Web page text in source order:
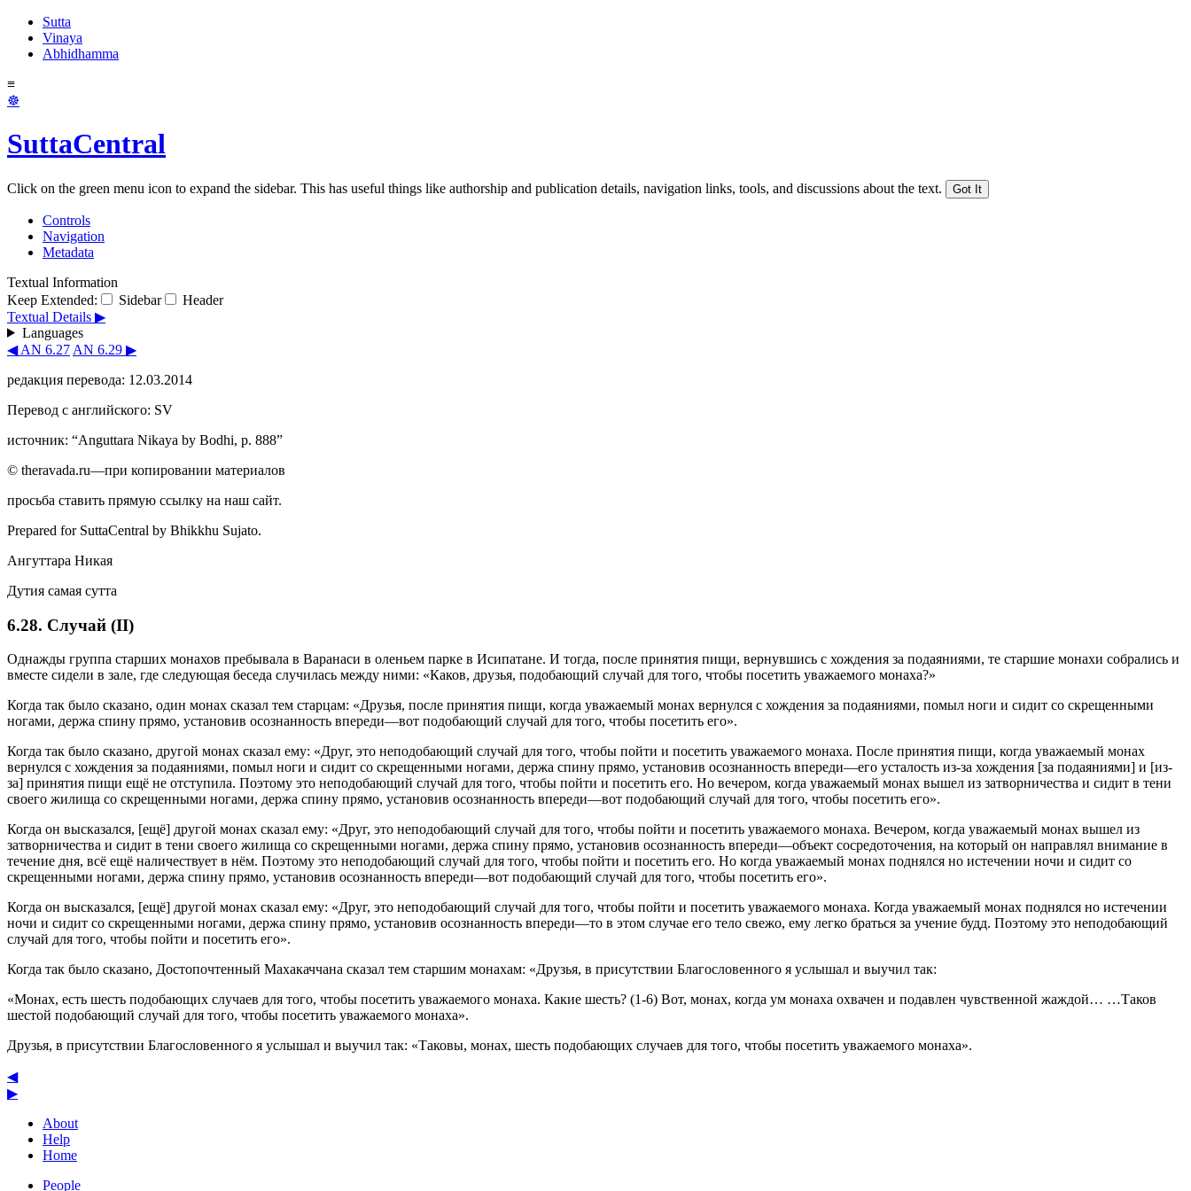
Sutta
Vinaya
Abhidhamma
≡
☸
SuttaCentral
Click on the green menu icon to expand the sidebar. This has useful things like authorship and publication details, navigation links, tools, and discussions about the text. Got It
Controls
Navigation
Metadata
Textual Information
Keep Extended:
Sidebar
Header
Textual Details ▶
Languages
◀ AN 6.27 AN 6.29 ▶
редакция перевода: 12.03.2014
Перевод с английского: SV
источник: “Anguttara Nikaya by Bodhi, p. 888”
© theravada.ru—при копировании материалов
просьба ставить прямую ссылку на наш сайт.
Prepared for SuttaCentral by Bhikkhu Sujato.
Ангуттара Никая
Дутия самая сутта
6.28. Случай (II)
Однажды группа старших монахов пребывала в Варанаси в оленьем парке в Исипатане. И тогда, после принятия пищи, вернувшись с хождения за подаяниями, те старшие монахи собрались и
вместе сидели в зале, где следующая беседа случилась между ними: «Каков, друзья, подобающий случай для того, чтобы посетить уважаемого монаха?»
Когда так было сказано, один монах сказал тем старцам: «Друзья, после принятия пищи, когда уважаемый монах вернулся с хождения за подаяниями, помыл ноги и сидит со скрещенными
ногами, держа спину прямо, установив осознанность впереди—вот подобающий случай для того, чтобы посетить его».
Когда так было сказано, другой монах сказал ему: «Друг, это неподобающий случай для того, чтобы пойти и посетить уважаемого монаха. После принятия пищи, когда уважаемый монах
вернулся с хождения за подаяниями, помыл ноги и сидит со скрещенными ногами, держа спину прямо, установив осознанность впереди—его усталость из-за хождения [за подаяниями] и [из-
за] принятия пищи ещё не отступила. Поэтому это неподобающий случай для того, чтобы пойти и посетить его. Но вечером, когда уважаемый монах вышел из затворничества и сидит в тени
своего жилища со скрещенными ногами, держа спину прямо, установив осознанность впереди—вот подобающий случай для того, чтобы посетить его».
Когда он высказался, [ещё] другой монах сказал ему: «Друг, это неподобающий случай для того, чтобы пойти и посетить уважаемого монаха. Вечером, когда уважаемый монах вышел из
затворничества и сидит в тени своего жилища со скрещенными ногами, держа спину прямо, установив осознанность впереди—объект сосредоточения, на который он направлял внимание в
течение дня, всё ещё наличествует в нём. Поэтому это неподобающий случай для того, чтобы пойти и посетить его. Но когда уважаемый монах поднялся но истечении ночи и сидит со
скрещенными ногами, держа спину прямо, установив осознанность впереди—вот подобающий случай для того, чтобы посетить его».
Когда он высказался, [ещё] другой монах сказал ему: «Друг, это неподобающий случай для того, чтобы пойти и посетить уважаемого монаха. Когда уважаемый монах поднялся но истечении
ночи и сидит со скрещенными ногами, держа спину прямо, установив осознанность впереди—то в этом случае его тело свежо, ему легко браться за учение будд. Поэтому это неподобающий
случай для того, чтобы пойти и посетить его».
Когда так было сказано, Достопочтенный Махакаччана сказал тем старшим монахам: «Друзья, в присутствии Благословенного я услышал и выучил так:
«Монах, есть шесть подобающих случаев для того, чтобы посетить уважаемого монаха. Какие шесть? (1-6) Вот, монах, когда ум монаха охвачен и подавлен чувственной жаждой… …Таков
шестой подобающий случай для того, чтобы посетить уважаемого монаха».
Друзья, в присутствии Благословенного я услышал и выучил так: «Таковы, монах, шесть подобающих случаев для того, чтобы посетить уважаемого монаха».
◀
▶
About
Help
Home
People